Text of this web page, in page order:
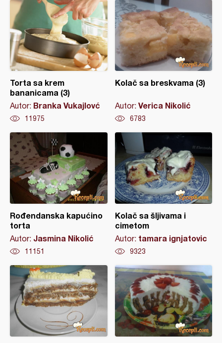
Torta sa krem
bananicama (3)
Autor: Branka Vukajlovć
11975
Kolač sa breskvama (3)
Autor: Verica Nikolić
6783
Rođendanska kapućino
torta
Autor: Jasmina Nikolić
11151
Kolač sa šljivama i
cimetom
Autor: tamara ignjatovic
9323